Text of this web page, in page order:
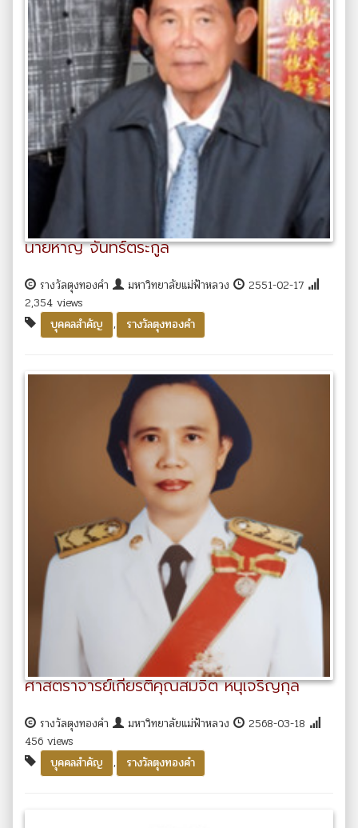
นายหาญ จันทร์ตระกูล
รางวัลตุงทองคำ มหาวิทยาลัยแม่ฟ้าหลวง
2551-02-17
2,354 views
บุคคลสำคัญ
, รางวัลตุงทองคำ
ศาสตราจารย์เกียรติคุณสมจิต หนุเจริญกุล
รางวัลตุงทองคำ มหาวิทยาลัยแม่ฟ้าหลวง
2568-03-18
456 views
บุคคลสำคัญ
, รางวัลตุงทองคำ